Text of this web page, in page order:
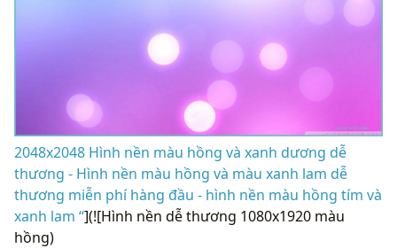
2048x2048 Hình nền màu hồng và xanh dương dễ
thương - Hình nền màu hồng và màu xanh lam dễ
thương miễn phí hàng đầu - hình nền màu hồng tím và
xanh lam “](![Hình nền dễ thương 1080x1920 màu
hồng)